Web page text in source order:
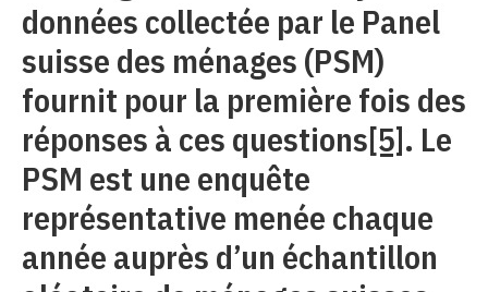
données collectée par le Panel
suisse des ménages (PSM)
fournit pour la première fois des
réponses à ces questions[5]. Le
PSM est une enquête
représentative menée chaque
année auprès d’un échantillon